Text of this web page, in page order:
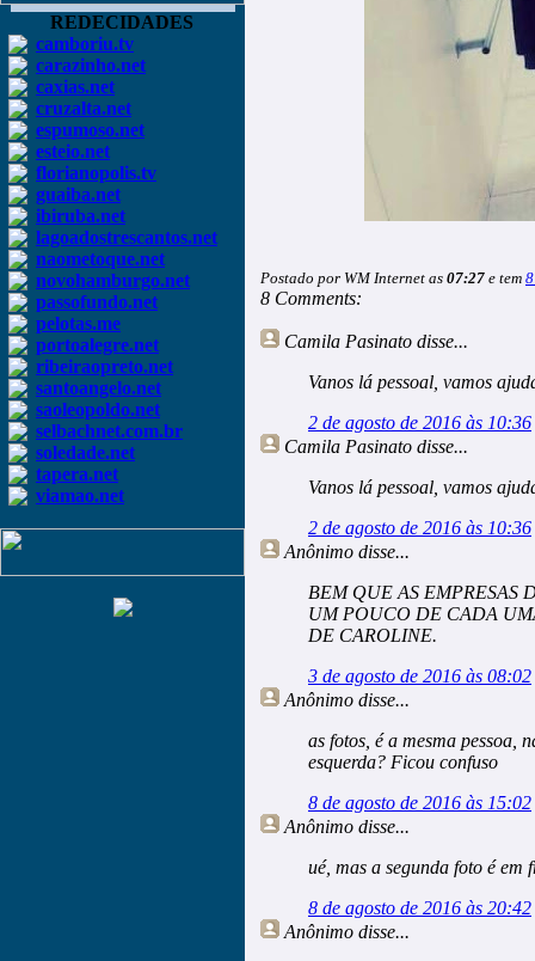
REDECIDADES
camboriu.tv
carazinho.net
caxias.net
cruzalta.net
espumoso.net
esteio.net
florianopolis.tv
guaiba.net
ibiruba.net
lagoadostrescantos.net
naometoque.net
novohamburgo.net
passofundo.net
pelotas.me
portoalegre.net
ribeiraopreto.net
santoangelo.net
saoleopoldo.net
selbachnet.com.br
soledade.net
tapera.net
viamao.net
Postado por WM Internet as 07:27 e tem
8 Comments:
Camila Pasinato disse...
Vanos lá pessoal, vamos
2 de agosto de 2016 às 10:36
Camila Pasinato disse...
Vanos lá pessoal, vamos
2 de agosto de 2016 às 10:36
Anônimo disse...
BEM QUE AS EMPRESAS
UM POUCO DE CADA
DE CAROLINE.
3 de agosto de 2016 às 08:02
Anônimo disse...
as fotos, é a mesma pessoa,
esquerda? Ficou confuso
8 de agosto de 2016 às 15:02
Anônimo disse...
ué, mas a segunda foto é em
8 de agosto de 2016 às 20:42
Anônimo disse...